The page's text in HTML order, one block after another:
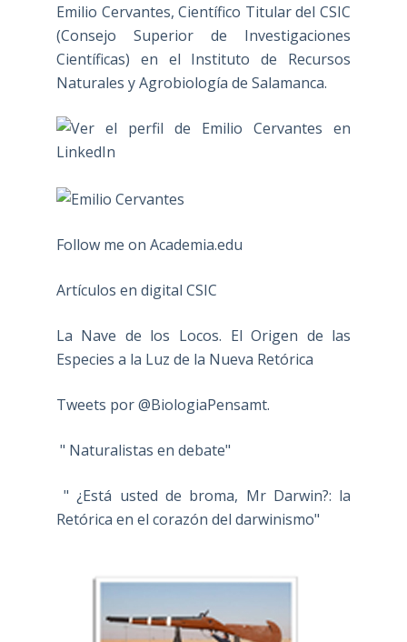
Emilio Cervantes, Científico Titular del CSIC
(Consejo Superior de Investigaciones
Científicas) en el Instituto de Recursos
Naturales y Agrobiología de Salamanca.
Follow me on Academia.edu
Artículos en digital CSIC
La Nave de los Locos. El Origen de las
Especies a la Luz de la Nueva Retórica
Tweets por @BiologiaPensamt.
" Naturalistas en debate"
" ¿Está usted de broma, Mr Darwin?: la
Retórica en el corazón del darwinismo"